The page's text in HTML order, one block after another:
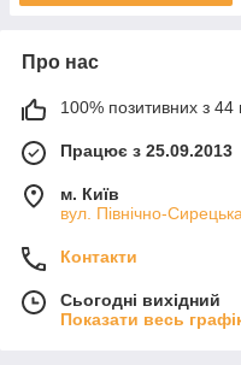
Про нас
100% позитивних з 44
Працює з 25.09.2013
м. Київ
вул. Північно-
Контакти
Сьогодні вихідний
Показати весь